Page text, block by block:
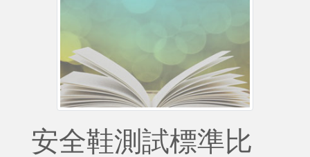
安全鞋測試標準比